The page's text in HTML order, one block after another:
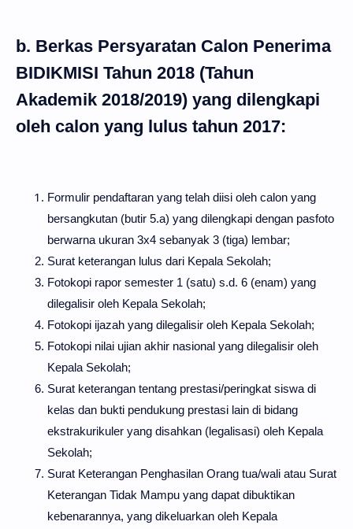
b. Berkas Persyaratan Calon Penerima
BIDIKMISI Tahun 2018 (Tahun
Akademik 2018/2019) yang dilengkapi
oleh calon yang lulus tahun 2017:
Formulir pendaftaran yang telah diisi oleh calon yang
bersangkutan (butir 5.a) yang dilengkapi dengan pasfoto
berwarna ukuran 3x4 sebanyak 3 (tiga) lembar;
Surat keterangan lulus dari Kepala Sekolah;
Fotokopi rapor semester 1 (satu) s.d. 6 (enam) yang
dilegalisir oleh Kepala Sekolah;
Fotokopi ijazah yang dilegalisir oleh Kepala Sekolah;
Fotokopi nilai ujian akhir nasional yang dilegalisir oleh
Kepala Sekolah;
Surat keterangan tentang prestasi/peringkat siswa di
kelas dan bukti pendukung prestasi lain di bidang
ekstrakurikuler yang disahkan (legalisasi) oleh Kepala
Sekolah;
Surat Keterangan Penghasilan Orang tua/wali atau Surat
Keterangan Tidak Mampu yang dapat dibuktikan
kebenarannya, yang dikeluarkan oleh Kepala